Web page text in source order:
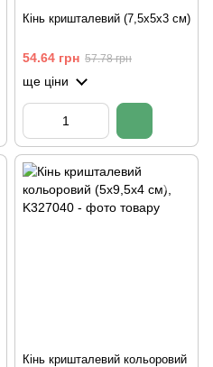
Кінь кришталевий (7,5х5х3 см)
54.64 грн 57.78 грн
ще ціни
Кінь кришталевий кольоровий